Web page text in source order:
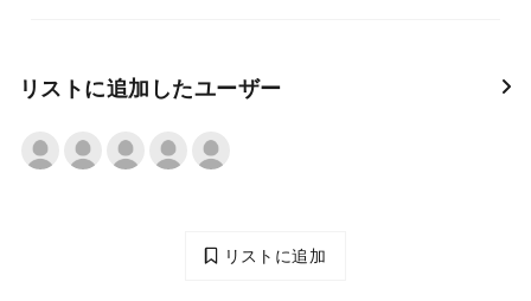
リストに追加したユーザー
リストに追加